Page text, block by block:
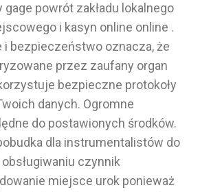
gage powrót zakładu lokalnego
i kasyn online online .
bezpieczeństwo oznacza, że
przez zaufany organ
bezpieczne protokoły
danych. Ogromne
do postawionych środków.
dla instrumentalistów do
obsługiwaniu czynnik
miejsce urok ponieważ